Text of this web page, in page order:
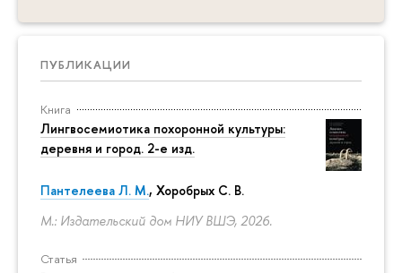
ПУБЛИКАЦИИ
Книга
Лингвосемиотика похоронной культуры:
деревня и город. 2-е изд.
Пантелеева Л. М., Хоробрых С. В.
М.: Издательский дом НИУ ВШЭ, 2026.
Статья